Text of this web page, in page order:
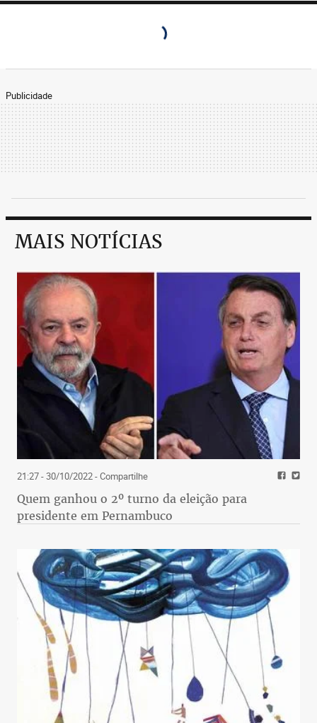
Publicidade
MAIS NOTÍCIAS
21:27 - 30/10/2022- Compartilhe
Quem ganhou o 2º turno da eleição para
presidente em Pernambuco